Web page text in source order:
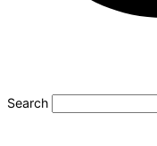
Search